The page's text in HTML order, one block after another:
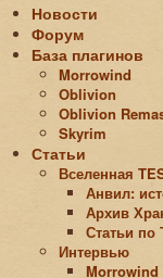
Новости
Форум
База плагинов
Morrowind
Oblivion
Oblivion
Skyrim
Статьи
Вселенная
Анвил:
Архив
Статьи по
Интервью
Morrowind